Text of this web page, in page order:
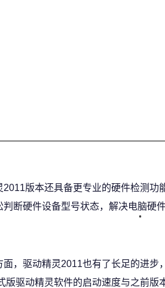
2011版本还具备更专业的硬件检测功
判断硬件设备型号状态，解决电脑硬
面，驱动精灵2011也有了长足的进步
版驱动精灵软件的启动速度与之前版